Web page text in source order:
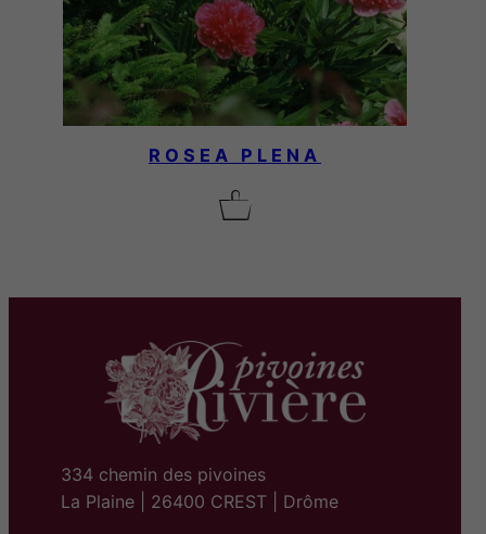
ROSEA PLENA
334 chemin des pivoines
La Plaine | 26400 CREST | Drôme